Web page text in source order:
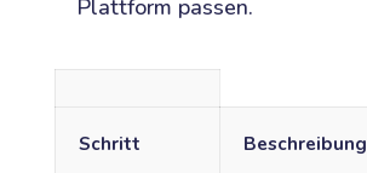
Plattform passen.
Schritt Beschreibung